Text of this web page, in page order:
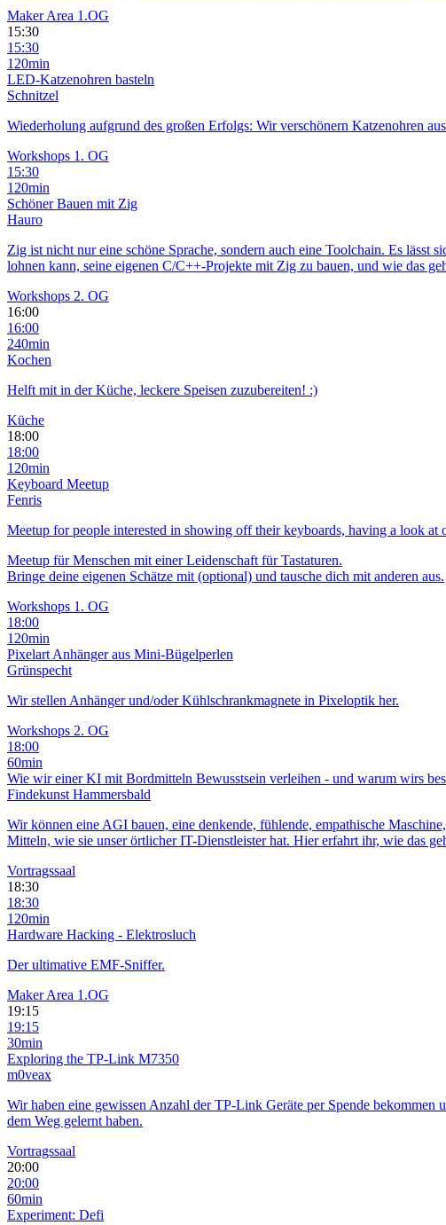
Maker Area 1.OG
15:30
15:30
120min
LED-Katzenohren basteln
Schnitzel
Wiederholung aufgrund des großen Erfolgs: Wir verschönern Katzenohren
Workshops 1. OG
15:30
120min
Schöner Bauen mit Zig
Hauro
Zig ist nicht nur eine schöne Sprache, sondern auch eine Toolchain. Es lässt
lohnen kann, seine eigenen C/C++-Projekte mit Zig zu bauen, und wie das
Workshops 2. OG
16:00
16:00
240min
Kochen
Helft mit in der Küche, leckere Speisen zuzubereiten! :)
Küche
18:00
18:00
120min
Keyboard Meetup
Fenris
Meetup for people interested in showing off their keyboards, having a look at
Meetup für Menschen mit einer Leidenschaft für Tastaturen.
Bringe deine eigenen Schätze mit (optional) und tausche dich mit anderen aus.
Workshops 1. OG
18:00
120min
Pixelart Anhänger aus Mini-Bügelperlen
Grünspecht
Wir stellen Anhänger und/oder Kühlschrankmagnete in Pixeloptik her.
Workshops 2. OG
18:00
60min
Wie wir einer KI mit Bordmitteln Bewusstsein verleihen - und warum wirs
Findekunst Hammersbald
Wir können eine AGI bauen, eine denkende, fühlende, empathische
Mitteln, wie sie unser örtlicher IT-Dienstleister hat. Hier erfahrt ihr, wie das
Vortragssaal
18:30
18:30
120min
Hardware Hacking - Elektrosluch
Der ultimative EMF-Sniffer.
Maker Area 1.OG
19:15
19:15
30min
Exploring the TP-Link M7350
m0veax
Wir haben eine gewissen Anzahl der TP-Link Geräte per Spende
dem Weg gelernt haben.
Vortragssaal
20:00
20:00
60min
Experiment: Defi